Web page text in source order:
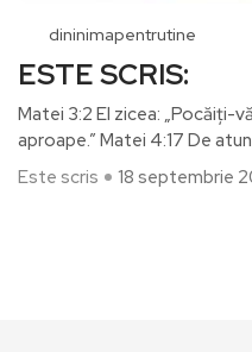
dininimapentrutine
ESTE SCRIS:
Matei 3:2 El zicea: „Pocăiţi-
aproape.” Matei 4:17 De
Este scris
18 septembrie